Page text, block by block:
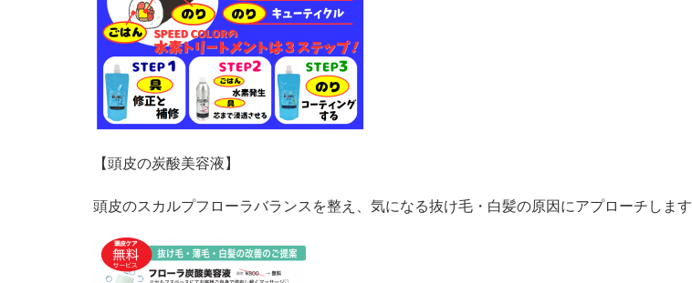
【頭皮の炭酸美容液】
頭皮のスカルプフローラバランスを整え、気になる抜け毛・白髪の原因にアプローチします